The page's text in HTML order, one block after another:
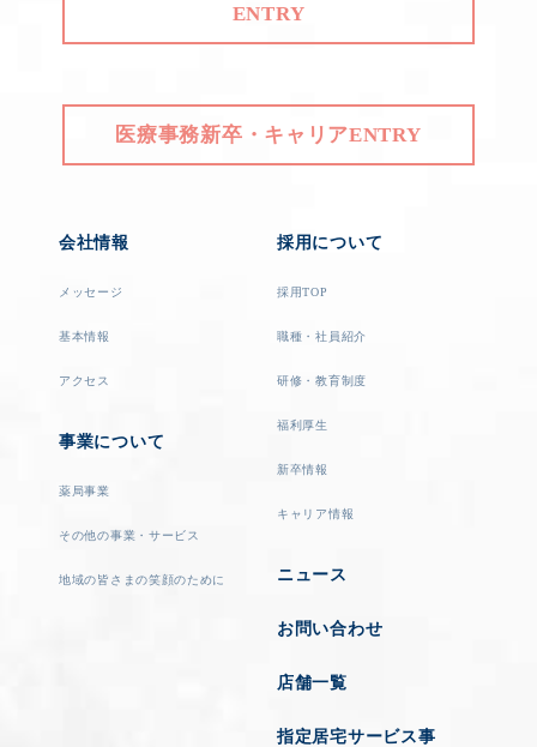
ENTRY
医療事務新卒・キャリアENTRY
会社情報
メッセージ
基本情報
アクセス
事業について
薬局事業
その他の事業・サービス
地域の皆さまの笑顔のために
採用について
採用TOP
職種・社員紹介
研修・教育制度
福利厚生
新卒情報
キャリア情報
ニュース
お問い合わせ
店舗一覧
指定居宅サービス事